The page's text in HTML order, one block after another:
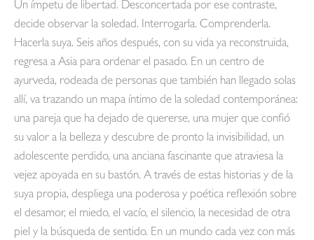
Un ímpetu de libertad. Desconcertada por ese contraste,
decide observar la soledad. Interrogarla. Comprenderla.
Hacerla suya. Seis años después, con su vida ya reconstruida,
regresa a Asia para ordenar el pasado. En un centro de
ayurveda, rodeada de personas que también han llegado solas
allí, va trazando un mapa íntimo de la soledad contemporánea:
una pareja que ha dejado de quererse, una mujer que confió
su valor a la belleza y descubre de pronto la invisibilidad, un
adolescente perdido, una anciana fascinante que atraviesa la
vejez apoyada en su bastón. A través de estas historias y de la
suya propia, despliega una poderosa y poética reflexión sobre
el desamor, el miedo, el vacío, el silencio, la necesidad de otra
piel y la búsqueda de sentido. En un mundo cada vez con más